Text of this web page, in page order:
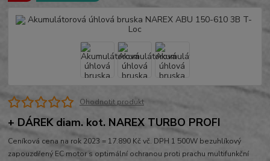
Ohodnotit produkt
+ DÁREK diam. kot. NAREX TURBO PROFI
Ceníková cena na rok 2023 = 17.890 Kč vč. DPH 1 500W bezuhlíkový
zapouzdřený EC motor s optimální ochranou proti prachu multifunkční